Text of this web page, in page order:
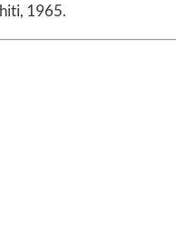
1965.